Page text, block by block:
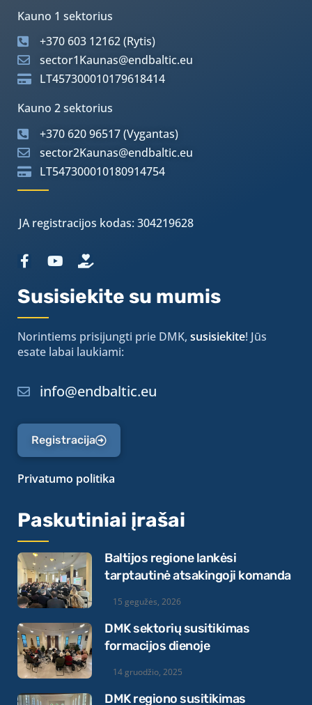
Kauno 1 sektorius
+370 603 12162 (Rytis)
sector1Kaunas@endbaltic.eu
LT457300010179618414
Kauno 2 sektorius
+370 620 96517 (Vygantas)
sector2Kaunas@endbaltic.eu
LT547300010180914754
JA registracijos kodas: 304219628
Susisiekite su mumis
Norintiems prisijungti prie DMK, susisiekite! Jūs
esate labai laukiami:
info@endbaltic.eu
Registracija
Privatumo politika
Paskutiniai įrašai
Baltijos regione lankėsi
tarptautinė atsakingoji komanda
15 gegužės, 2026
DMK sektorių susitikimas
formacijos dienoje
14 gruodžio, 2025
DMK regiono susitikimas